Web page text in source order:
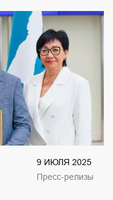
9 ИЮЛЯ 2025
Пресс-релизы